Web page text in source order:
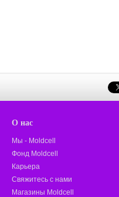
О нас
Мы - Moldcell
Фонд Moldcell
Карьера
Свяжитесь с нами
Магазины Moldcell